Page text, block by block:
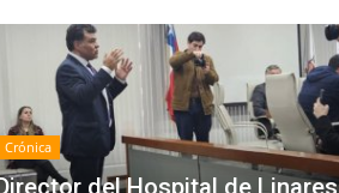
Crónica
del Hospital de Linares